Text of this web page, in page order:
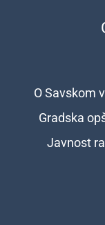
Подножје
O Savskom
Gradska
Javnost